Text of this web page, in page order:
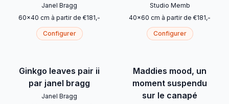
Janel Bragg
60x40 cm à partir de €181,-
Configurer
Studio Memb
40x60 cm à partir de €181,-
Configurer
Ginkgo leaves pair ii
par janel bragg
Janel Bragg
Maddies mood, un
moment suspendu
sur le canapé